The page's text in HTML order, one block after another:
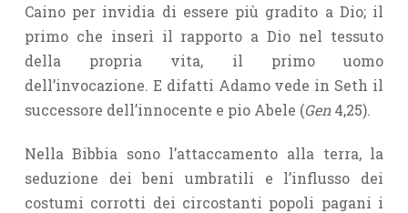
Caino per invidia di essere più gradito a Dio; il
primo che inserì il rapporto a Dio nel tessuto
della propria vita, il primo uomo
dell’invocazione. E difatti Adamo vede in Seth il
successore dell’innocente e pio Abele (Gen4,25).
Nella Bibbia sono l’attaccamento alla terra, la
seduzione dei beni umbratili e l’influsso dei
costumi corrotti dei circostanti popoli pagani i